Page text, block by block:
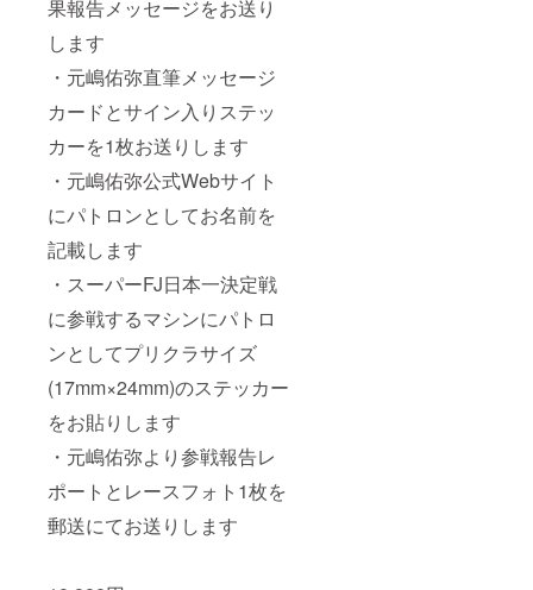
果報告メッセージをお送り
します
・元嶋佑弥直筆メッセージ
カードとサイン入りステッ
カーを1枚お送りします
・元嶋佑弥公式Webサイト
にパトロンとしてお名前を
記載します
・スーパーFJ日本一決定戦
に参戦するマシンにパトロ
ンとしてプリクラサイズ
(17mm×24mm)のステッカー
をお貼りします
・元嶋佑弥より参戦報告レ
ポートとレースフォト1枚を
郵送にてお送りします